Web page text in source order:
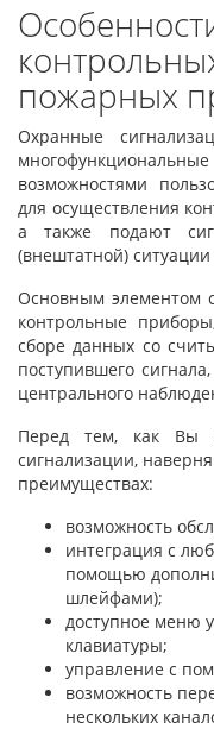
пожарных
Охранные
возможностями
для осуществления
а также подают
(внештатной)
Основным элементом
контрольные
сборе данных со
поступившего
центрального
Перед тем, как Вы
сигнализации,
преимуществах:
возможность
интеграция с
помощью
шлейфами);
доступное меню
клавиатуры;
управление с
возможность
нескольких